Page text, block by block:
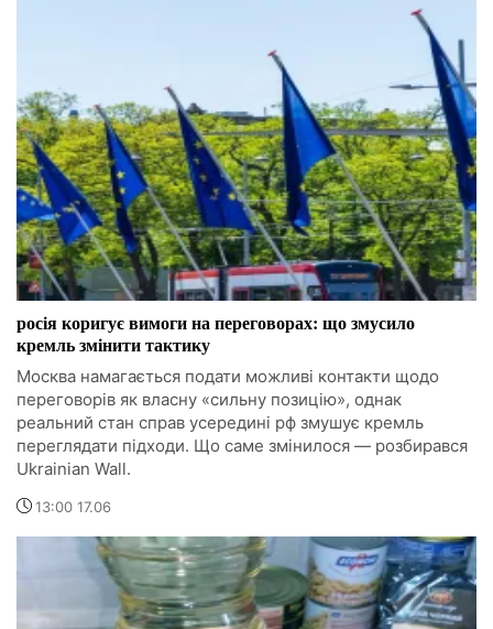
росія коригує вимоги на переговорах: що змусило
кремль змінити тактику
Москва намагається подати можливі контакти щодо
переговорів як власну «сильну позицію», однак
реальний стан справ усередині рф змушує кремль
переглядати підходи. Що саме змінилося — розбирався
Ukrainian Wall.
13:00 17.06